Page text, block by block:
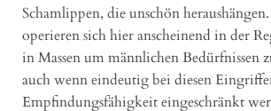
Schamlippen, die unschön
operieren sich hier anscheinend in der
in Massen um männlichen Bedürfnissen
auch wenn eindeutig bei diesen
Empfindungsfähigkeit eingeschränkt